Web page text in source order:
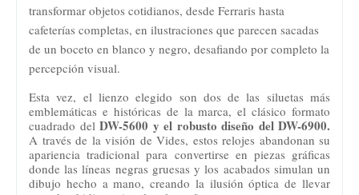
transformar objetos cotidianos, desde Ferraris hasta
cafeterías completas, en ilustraciones que parecen sacadas
de un boceto en blanco y negro, desafiando por completo la
percepción visual.
Esta vez, el lienzo elegido son dos de las siluetas más
emblemáticas e históricas de la marca, el clásico formato
cuadrado delDW-5600 y el robusto diseño del DW-6900.
A través de la visión de Vides, estos relojes abandonan su
apariencia tradicional para convertirse en piezas gráficas
donde las líneas negras gruesas y los acabados simulan un
dibujo hecho a mano, creando la ilusión óptica de llevar